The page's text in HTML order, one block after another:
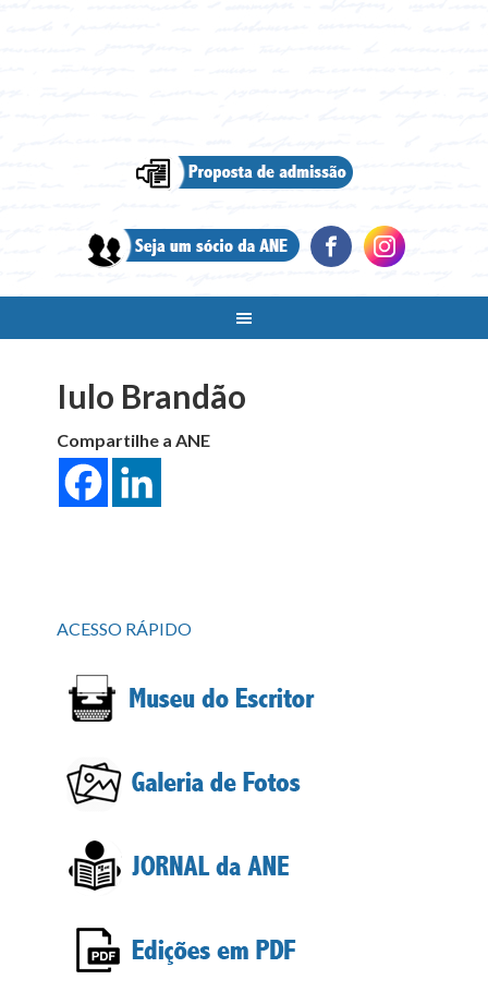
Iulo Brandão
Compartilhe a ANE
ACESSO RÁPIDO